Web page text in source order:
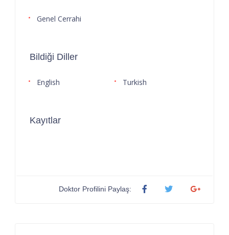
Genel Cerrahi
Bildiği Diller
English Turkish
Kayıtlar
Doktor Profilini Paylaş: